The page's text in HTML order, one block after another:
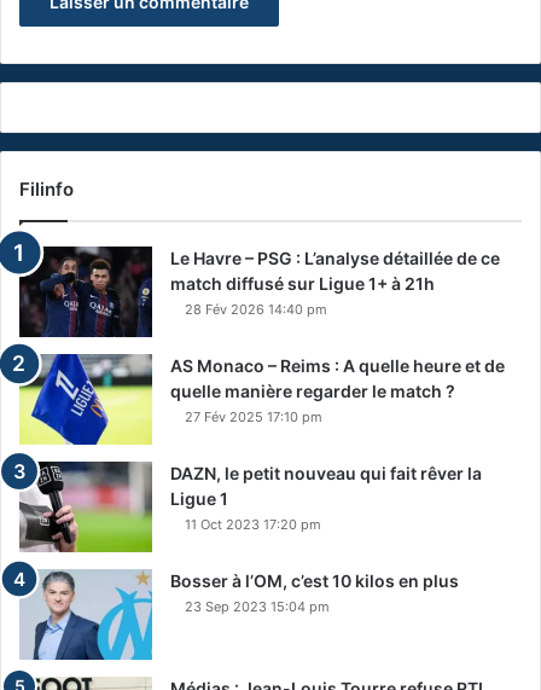
Filinfo
Le Havre – PSG : L’analyse détaillée de ce
match diffusé sur Ligue 1+ à 21h
28 Fév 2026 14:40 pm
AS Monaco – Reims : A quelle heure et de
quelle manière regarder le match ?
27 Fév 2025 17:10 pm
DAZN, le petit nouveau qui fait rêver la
Ligue 1
11 Oct 2023 17:20 pm
Bosser à l’OM, c’est 10 kilos en plus
23 Sep 2023 15:04 pm